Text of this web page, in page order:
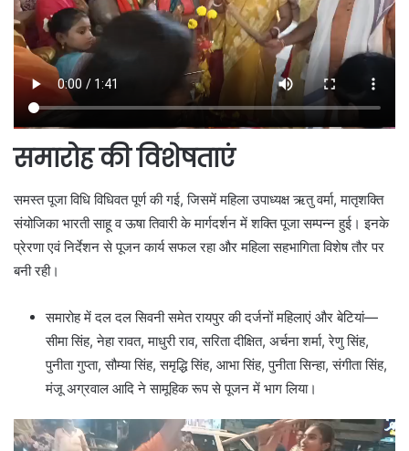
समारोह की विशेषताएं
समस्त पूजा विधि विधिवत पूर्ण की गई, जिसमें महिला उपाध्यक्ष ऋतु वर्मा, मातृशक्ति
संयोजिका भारती साहू व ऊषा तिवारी के मार्गदर्शन में शक्ति पूजा सम्पन्न हुई। इनके
प्रेरणा एवं निर्देशन से पूजन कार्य सफल रहा और महिला सहभागिता विशेष तौर पर
बनी रही।
समारोह में दल दल सिवनी समेत रायपुर की दर्जनों महिलाएं और बेटियां—
सीमा सिंह, नेहा रावत, माधुरी राव, सरिता दीक्षित, अर्चना शर्मा, रेणु सिंह,
पुनीता गुप्ता, सौम्या सिंह, समृद्धि सिंह, आभा सिंह, पुनीता सिन्हा, संगीता सिंह,
मंजू अग्रवाल आदि ने सामूहिक रूप से पूजन में भाग लिया।